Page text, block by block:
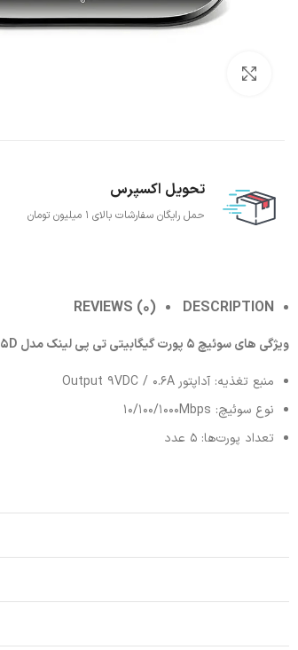
تحویل اکسپرس
حمل رایگان سفارشات بالای 1 میلیون تومان
DESCRIPTION
REVIEWS (0)
ویژگی های سوئیچ 5 پورت گیگابیتی تی پی لینک مدل TL-SG1005D
منبع تغذیه: آداپتور Output 9VDC / 0.6A
نوع سوئیچ: 10/100/1000Mbps
تعداد پورت‌ها: 5 عدد